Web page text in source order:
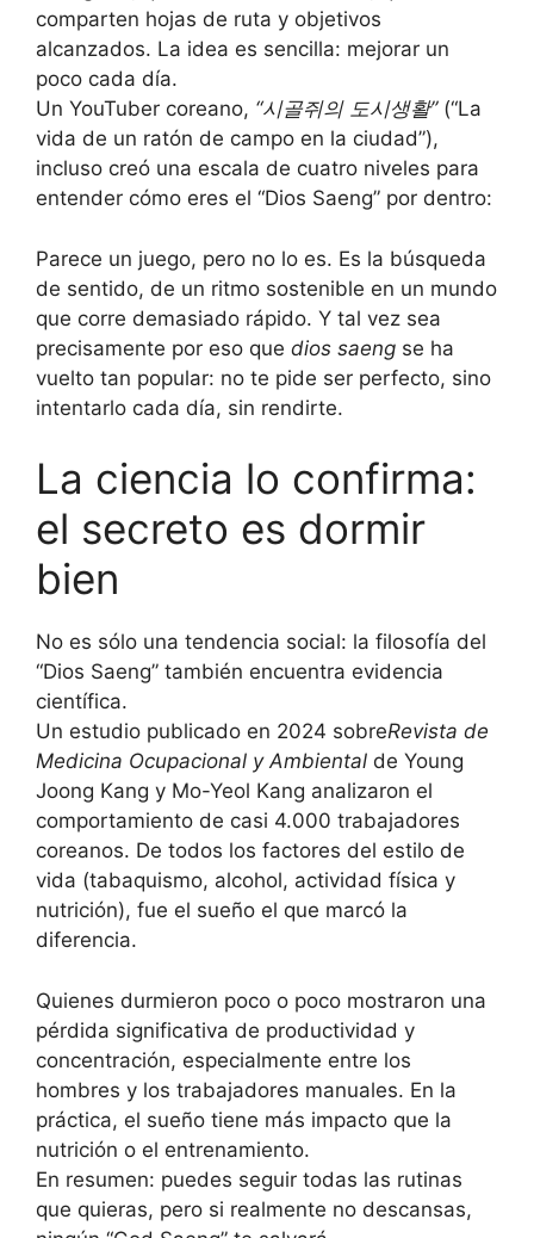
comparten hojas de ruta y objetivos
alcanzados. La idea es sencilla: mejorar un
poco cada día.
Un YouTuber coreano, “시골쥐의 도시생활”(“La
vida de un ratón de campo en la ciudad”),
incluso creó una escala de cuatro niveles para
entender cómo eres el “Dios Saeng” por dentro:
Parece un juego, pero no lo es. Es la búsqueda
de sentido, de un ritmo sostenible en un mundo
que corre demasiado rápido. Y tal vez sea
precisamente por eso que dios saeng se ha
vuelto tan popular: no te pide ser perfecto, sino
intentarlo cada día, sin rendirte.
La ciencia lo confirma:
el secreto es dormir
bien
No es sólo una tendencia social: la filosofía del
“Dios Saeng” también encuentra evidencia
científica.
Un estudio publicado en 2024 sobreRevista de
Medicina Ocupacional y Ambiental de Young
Joong Kang y Mo-Yeol Kang analizaron el
comportamiento de casi 4.000 trabajadores
coreanos. De todos los factores del estilo de
vida (tabaquismo, alcohol, actividad física y
nutrición), fue el sueño el que marcó la
diferencia.
Quienes durmieron poco o poco mostraron una
pérdida significativa de productividad y
concentración, especialmente entre los
hombres y los trabajadores manuales. En la
práctica, el sueño tiene más impacto que la
nutrición o el entrenamiento.
En resumen: puedes seguir todas las rutinas
que quieras, pero si realmente no descansas,